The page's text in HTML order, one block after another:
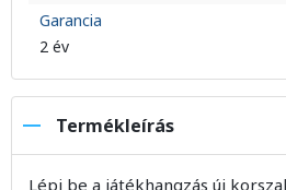
Garancia
2 év
Termékleírás
Lépj be a játékhangzás új